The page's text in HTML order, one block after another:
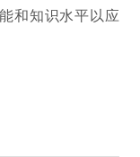
和知识水平以应